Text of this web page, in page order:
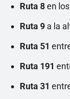
Ruta 8en
Ruta 9 a la
Ruta 51
Ruta 191
Ruta 31